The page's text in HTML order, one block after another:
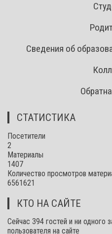
Сведения об
СТАТИСТИКА
Посетители
2
Материалы
1407
Количество просмотров
6561621
КТО НА САЙТЕ
Сейчас 394 гостей и ни одного
пользователя на сайте